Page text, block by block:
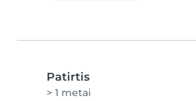
Patirtis
> 1 metai